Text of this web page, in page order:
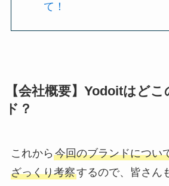
て！
【会社概要】Yodoitはど
ド？
これから 今回のブランドについ
ざっくり考察するので、皆さん